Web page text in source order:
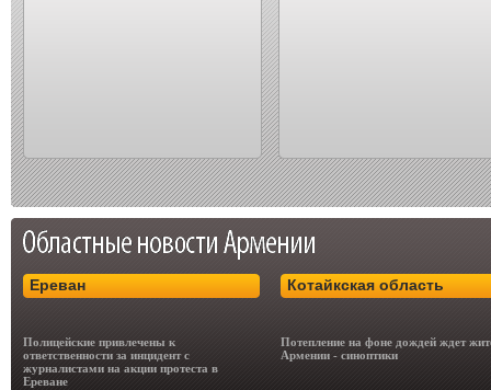
Ереван
Полицейские привлечены к
ответственности за инцидент с
журналистами на акции протеста в
Ереване
Котайкская область
Потепление на фоне дождей ждет
Армении - синоптики